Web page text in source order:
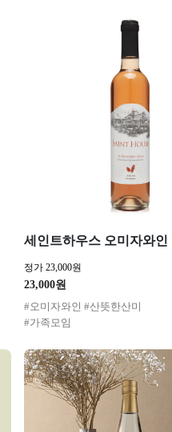
세인트하우스 오미자와인
정가 23,000원
23,000원
#오미자와인 #산뜻한산미
#가족모임